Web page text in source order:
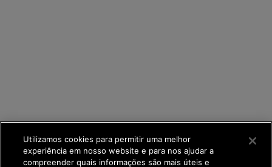
Utilizamos cookies para permitir uma melhor
experiência em nosso website e para nos ajudar a
compreender quais informações são mais úteis e